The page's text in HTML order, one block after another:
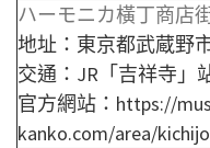
ハーモニカ橫丁商店
地址：東京都武蔵野
交通： JR「吉祥寺」
官方網站：https://
kanko.com/area/